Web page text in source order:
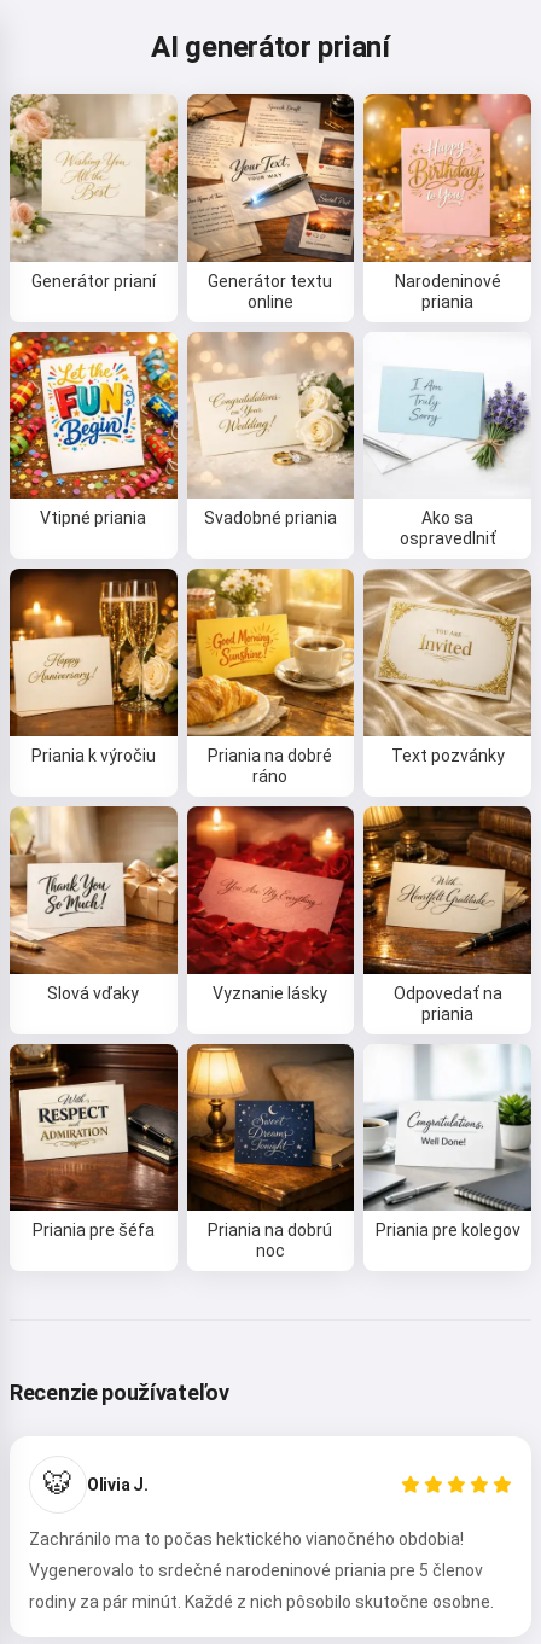
AI generátor prianí
Generátor prianí
Generátor textu
online
Narodeninové
priania
Vtipné priania Svadobné priania
Ako sa
ospravedlniť
Priania k výročiu
Priania na dobré
ráno
Text pozvánky
Slová vďaky Vyznanie lásky
Odpovedať na
priania
Priania pre šéfa
Priania na dobrú
noc
Priania pre kolegov
Recenzie používateľov
🐯 Olivia J.
Zachránilo ma to počas hektického vianočného obdobia!
Vygenerovalo to srdečné narodeninové priania pre 5 členov
rodiny za pár minút. Každé z nich pôsobilo skutočne osobne.